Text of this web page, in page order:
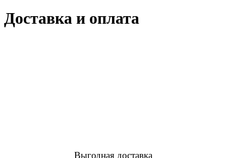
Доставка и оплата
Выгодная доставка